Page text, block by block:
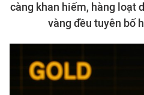
càng khan hiếm, hàng loạt
vàng đều tuyên bố